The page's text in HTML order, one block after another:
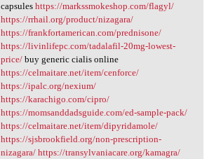
capsules https://markssmokeshop.com/flagyl/
https://rrhail.org/product/nizagara/
https://frankfortamerican.com/prednisone/
https://livinlifepc.com/tadalafil-20mg-lowest-
price/buy generic cialis online
https://celmaitare.net/item/cenforce/
https://ipalc.org/nexium/
https://karachigo.com/cipro/
https://momsanddadsguide.com/ed-sample-pack/
https://celmaitare.net/item/dipyridamole/
https://sjsbrookfield.org/non-prescription-
nizagara/ https://transylvaniacare.org/kamagra/